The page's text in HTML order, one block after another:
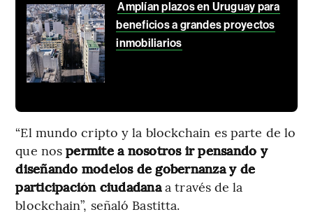
Amplían plazos en Uruguay para
beneficios a grandes proyectos
inmobiliarios
“El mundo cripto y la blockchain es parte de lo
que nospermite a nosotros ir pensando y
diseñando modelos de gobernanza y de
participación ciudadanaa través de la
blockchain”, señaló Bastitta.